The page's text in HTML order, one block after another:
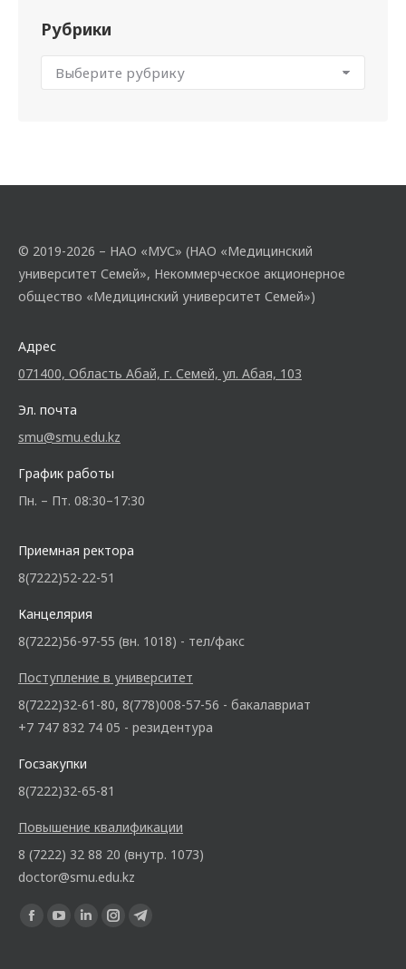
Рубрики
© 2019-2026 – НАО «МУС» (НАО «Медицинский
университет Семей», Некоммерческое акционерное
общество «Медицинский университет Семей»)
Адрес
071400, Область Абай, г. Семей, ул. Абая, 103
Эл. почта
smu@smu.edu.kz
График работы
Пн. – Пт. 08:30–17:30
Приемная ректора
8(7222)52-22-51
Канцелярия
8(7222)56-97-55 (вн. 1018) - тел/факс
Поступление в университет
8(7222)32-61-80, 8(778)008-57-56 - бакалавриат
+7 747 832 74 05 - резидентура
Госзакупки
8(7222)32-65-81
Повышение квалификации
8 (7222) 32 88 20 (внутр. 1073)
doctor@smu.edu.kz
Ищите нас: